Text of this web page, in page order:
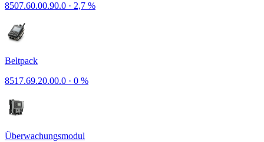
8507.60.00.90.0 · 2,7 %
Beltpack
8517.69.20.00.0 · 0 %
Überwachungsmodul